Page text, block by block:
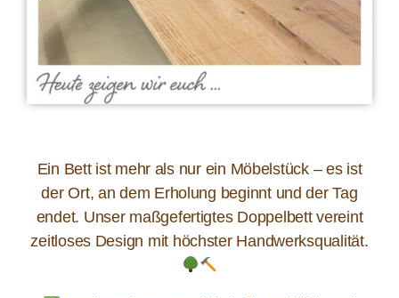
Ein Bett ist mehr als nur ein Möbelstück – es ist
der Ort, an dem Erholung beginnt und der Tag
endet. Unser maßgefertigtes Doppelbett vereint
zeitloses Design mit höchster Handwerksqualität.